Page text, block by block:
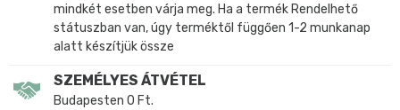
mindkét esetben várja meg. Ha a termék Rendelhető
státuszban van, úgy terméktől függően 1-2 munkanap
alatt készítjük össze
SZEMÉLYES ÁTVÉTEL
Budapesten 0 Ft.